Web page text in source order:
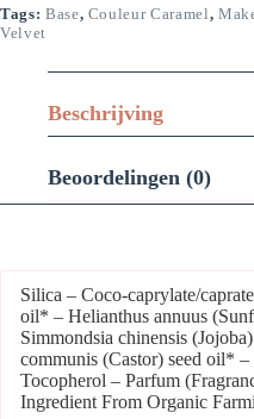
Tags: Base, Couleur Caramel,
Velvet
Beschrijving
Beoordelingen (0)
Silica – Coco-caprylate/
oil* – Helianthus annuus
Simmondsia chinensis
communis (Castor) seed oil*
Tocopherol – Parfum
Ingredient From Organic